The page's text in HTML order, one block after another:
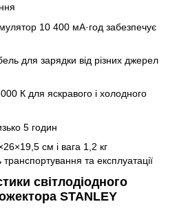
10 400 мА·год забезпечує
для зарядки від різних джерел
К для яскравого і холодного
5 годин
см і вага 1,2 кг
транспортування та експлуатації
світлодіодного
STANLEY